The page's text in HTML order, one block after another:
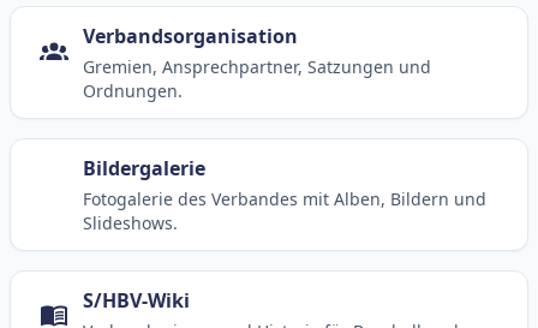
Verbandsorganisation
Gremien, Ansprechpartner, Satzungen und
Ordnungen.
Bildergalerie
Fotogalerie des Verbandes mit Alben, Bildern und
Slideshows.
S/HBV-Wiki